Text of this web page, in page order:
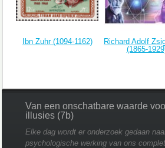
Ibn Zuhr (1094-1162)
Richard Adolf
(1865-
Van een onschatbare waarde
illusies (7b)
Elke dag wordt er onderzoek gedaan
psychologische werking van ons